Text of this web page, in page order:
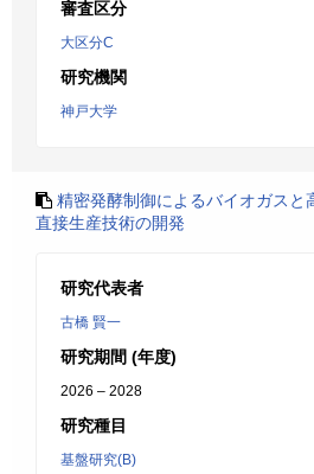
審査区分
大区分C
研究機関
神戸大学
精密発酵制御によるバイオガスと
直接生産技術の開発
研究代表者
古橋 賢一
研究期間 (年度)
2026 – 2028
研究種目
基盤研究(B)